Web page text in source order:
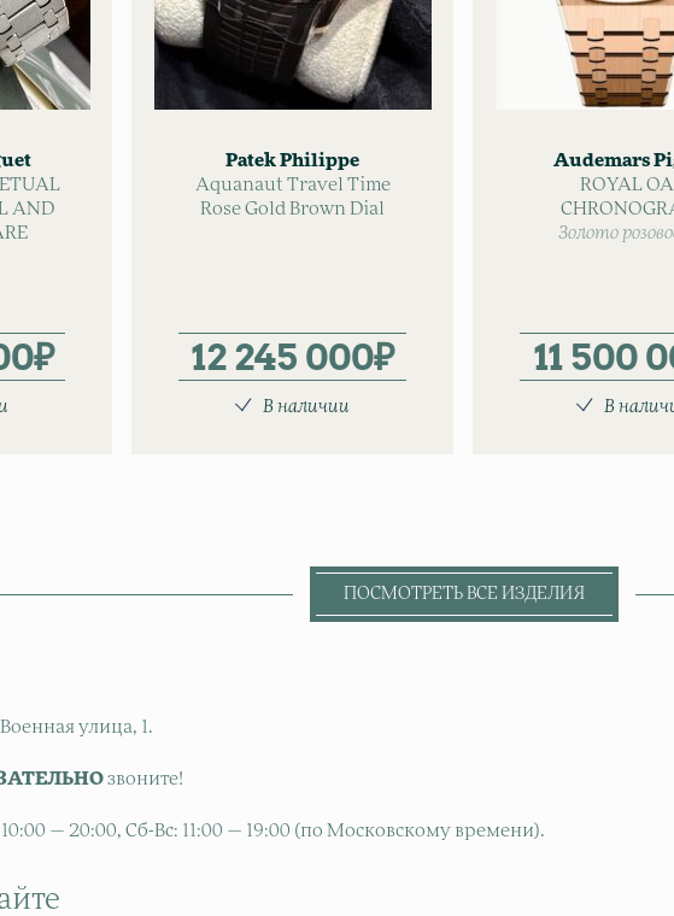
AND
₽
Patek Philippe
Aquanaut Travel Time
Rose Gold Brown Dial
12 245 000₽
В наличии
Audemars
ROYAL
Золото
11 500
В
ПОСМОТРЕТЬ ВСЕ ИЗДЕЛИЯ
улица, 1.
звоните!
— 20:00, Сб-Вс: 11:00 — 19:00 (по Московскому времени).